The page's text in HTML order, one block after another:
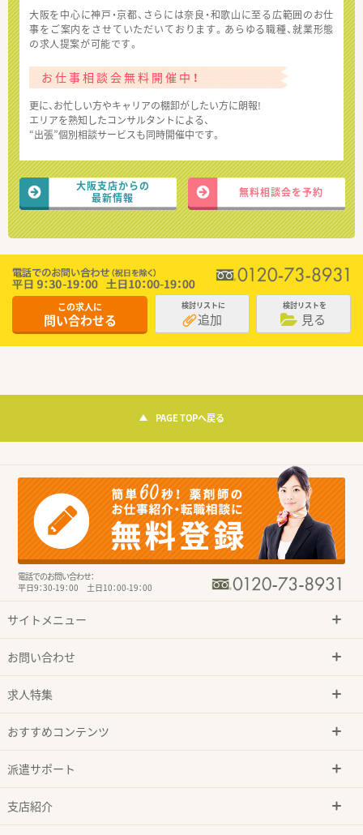
大阪を中心に神戸・京都、さらには奈良・和歌山に至る広範囲のお仕
事をご案内をさせていただいております。あらゆる職種、就業形態
の求人提案が可能です。
お仕事相談会無料開催中！
更に、お忙しい方やキャリアの棚卸がしたい方に朗報!
エリアを熟知したコンサルタントによる、
“出張”個別相談サービスも同時開催中です。
大阪支店からの
最新情報
無料相談会を予約
この求人に
問い合わせる
検討リストに
追加
検討リストを
見る
PAGE TOPへ戻る
電話でのお問い合わせ：
平日9：30-19：00 土日10：00-19：00
サイトメニュー
お問い合わせ
求人特集
おすすめコンテンツ
派遣サポート
支店紹介